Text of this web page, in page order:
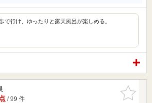
で行け、ゆったりと露天風呂が楽しめる。
お気に入
りに追加
/ 99 件